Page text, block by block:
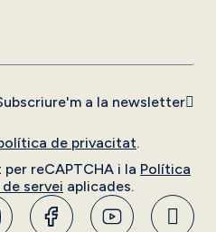
de privacitat.
reCAPTCHA i la Política
servei aplicades.
a la newsletter